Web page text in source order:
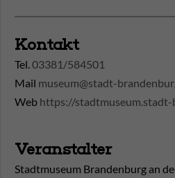
Kontakt
Tel.03381/584501
Mail museum@stadt-
Web https://stadtmuseum.stadt-
Veranstalter
Stadtmuseum Brandenburg an